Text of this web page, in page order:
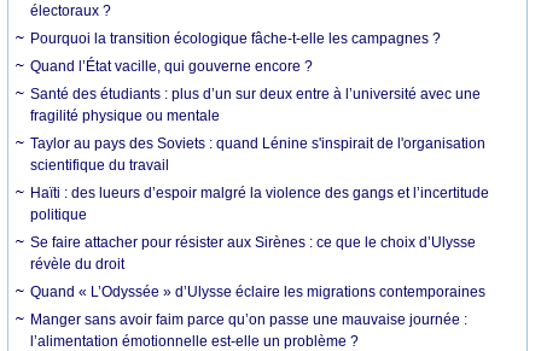
électoraux ?
Pourquoi la transition écologique fâche-t-elle les campagnes ?
Quand l’État vacille, qui gouverne encore ?
Santé des étudiants : plus d’un sur deux entre à l’université avec une
fragilité physique ou mentale
Taylor au pays des Soviets : quand Lénine s'inspirait de l'organisation
scientifique du travail
Haïti : des lueurs d’espoir malgré la violence des gangs et l’incertitude
politique
Se faire attacher pour résister aux Sirènes : ce que le choix d’Ulysse
révèle du droit
Quand « L’Odyssée » d’Ulysse éclaire les migrations contemporaines
Manger sans avoir faim parce qu’on passe une mauvaise journée :
l’alimentation émotionnelle est-elle un problème ?